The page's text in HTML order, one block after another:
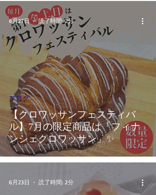
【クロワッサンフェスティバ
ル】7月の限定商品は「フィナ
ンシェクロワッサン」✨
ブログ
6月27日 読了時間: 2分
6月23日 読了時間: 2分